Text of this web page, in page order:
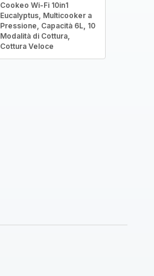
Cookeo Wi-Fi 10in1
Eucalyptus, Multicooker a
Pressione, Capacità 6L, 10
Modalità di Cottura,
Cottura Veloce